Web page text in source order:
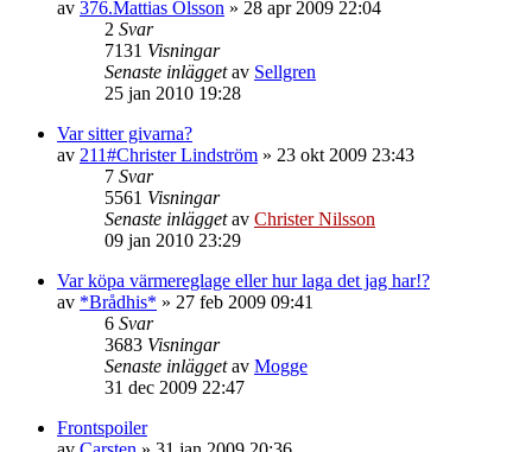
av 376.Mattias Olsson » 28 apr 2009 22:04
2 Svar
7131 Visningar
Senaste inläggetav Sellgren
25 jan 2010 19:28
Var sitter givarna?
av 211#Christer Lindström » 23 okt 2009 23:43
7 Svar
5561 Visningar
Senaste inläggetav Christer Nilsson
09 jan 2010 23:29
Var köpa värmereglage eller hur laga det jag har!?
av *Brådhis* » 27 feb 2009 09:41
6 Svar
3683 Visningar
Senaste inläggetav Mogge
31 dec 2009 22:47
Frontspoiler